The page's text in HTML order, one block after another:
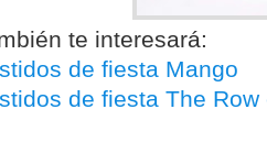
te interesará:
de fiesta Mango
de fiesta The Row